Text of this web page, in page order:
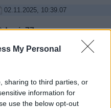
My Personal
sharing to third parties, or
information for
use the below opt-out
02.11.2025, 10:39.07
satelitu ano, ale Magenta
se jen přihlásíš, nebo do
s ním? neblázni :-)
02.11.2025, 10:41.56